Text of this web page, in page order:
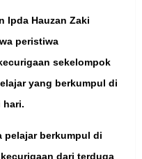
Ipda Hauzan Zaki
peristiwa
sekelompok
yang berkumpul di
hari.
pelajar berkumpul di
dari terduga